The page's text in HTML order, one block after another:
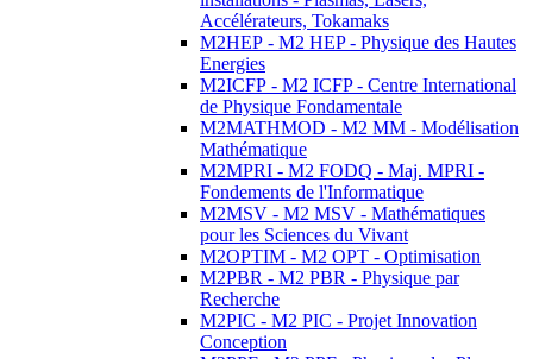
Accélérateurs, Tokamaks
M2HEP - M2 HEP - Physique des Hautes
Energies
M2ICFP - M2 ICFP - Centre International
de Physique Fondamentale
M2MATHMOD - M2 MM - Modélisation
Mathématique
M2MPRI - M2 FODQ - Maj. MPRI -
Fondements de l'Informatique
M2MSV - M2 MSV - Mathématiques
pour les Sciences du Vivant
M2OPTIM - M2 OPT - Optimisation
M2PBR - M2 PBR - Physique par
Recherche
M2PIC - M2 PIC - Projet Innovation
Conception